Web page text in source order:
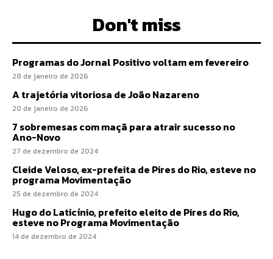
Don't miss
Programas do Jornal Positivo voltam em fevereiro
28 de janeiro de 2026
A trajetória vitoriosa de João Nazareno
20 de janeiro de 2026
7 sobremesas com maçã para atrair sucesso no
Ano-Novo
27 de dezembro de 2024
Cleide Veloso, ex-prefeita de Pires do Rio, esteve no
programa Movimentação
25 de dezembro de 2024
Hugo do Laticínio, prefeito eleito de Pires do Rio,
esteve no Programa Movimentação
14 de dezembro de 2024